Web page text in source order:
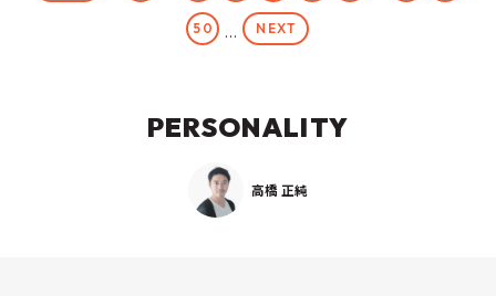
50 ... NEXT
PERSONALITY
高橋 正純